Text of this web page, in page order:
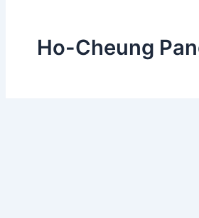
Ho-Cheung